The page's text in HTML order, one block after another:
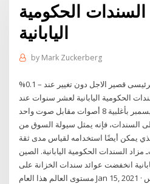
الحكومية
اليابانية
by Mark Zuckerberg
ترك بنك اليابان سعر الفائدة الرئيسى قصير الاجل دون تغيير عند – 0.1%
الحكومية اليابانية لعشر سنوات عند
السندات، فإنه يمثل سيولة السوق من
يمكن أيضًا استخدامه لقياس مدى ثقة
السندات الحكومية اليابانية. الصين
انخفضت عوائد سندات الخزانة على
مستوى العالم هذا العام Jan 15, 2021 · وقال جيروم باول رئيس مجلس